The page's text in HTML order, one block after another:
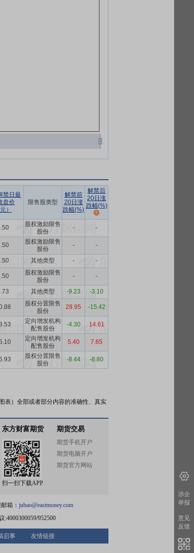
禁日最
盘价
元）
限售股类型
解禁前
20日涨
跌幅(%)
解禁后
20日涨
跌幅(%)
股权激励限售
股份
- -
股权激励限售
股份
- -
其他类型 - -
股权激励限售
股份
- -
其他类型 -9.23 -3.10
股权分置限售
股份
28.95 -15.42
定向增发机构
配售股份
-4.30 14.61
定向增发机构
配售股份
5.40 7.65
股权分置限售
股份
-8.44 -8.80
表）全部或者部分内容的准确性、真实
东方财富期货
扫一扫下载APP
期货交易
期货手机开户
期货电脑开户
期货官方网站
箱： jubao@eastmoney.com
:4000300059/952500
启事 友情链接
涉企
举报
意见
反馈